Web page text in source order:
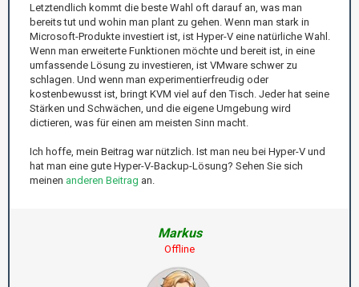
Letztendlich kommt die beste Wahl oft darauf an, was man
bereits tut und wohin man plant zu gehen. Wenn man stark in
Microsoft-Produkte investiert ist, ist Hyper-V eine natürliche Wahl.
Wenn man erweiterte Funktionen möchte und bereit ist, in eine
umfassende Lösung zu investieren, ist VMware schwer zu
schlagen. Und wenn man experimentierfreudig oder
kostenbewusst ist, bringt KVM viel auf den Tisch. Jeder hat seine
Stärken und Schwächen, und die eigene Umgebung wird
dictieren, was für einen am meisten Sinn macht.
Ich hoffe, mein Beitrag war nützlich. Ist man neu bei Hyper-V und
hat man eine gute Hyper-V-Backup-Lösung? Sehen Sie sich
meinen anderen Beitrag an.
Markus
Offline